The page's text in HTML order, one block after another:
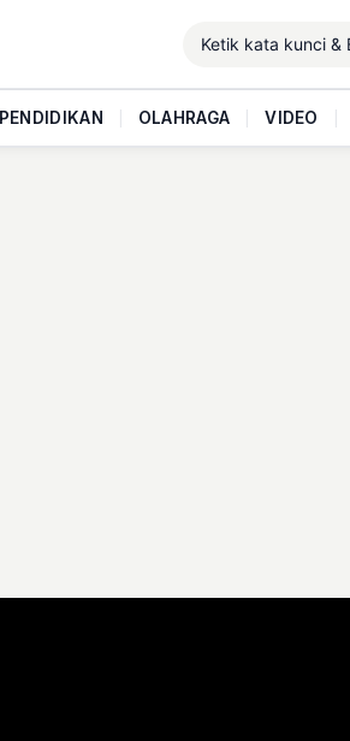
PENDIDIKAN OLAHRAGA VIDEO